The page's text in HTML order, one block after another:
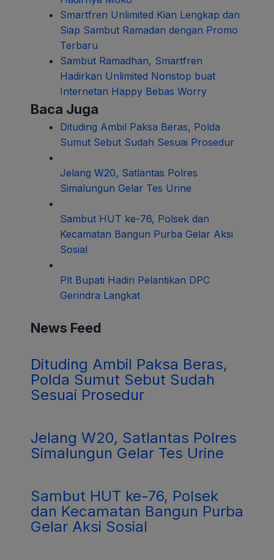
Smartfren Unlimited Kian Lengkap dan
Siap Sambut Ramadan dengan Promo
Terbaru
Sambut Ramadhan, Smartfren
Hadirkan Unlimited Nonstop buat
Internetan Happy Bebas Worry
Baca Juga
Dituding Ambil Paksa Beras, Polda
Sumut Sebut Sudah Sesuai Prosedur
Jelang W20, Satlantas Polres
Simalungun Gelar Tes Urine
Sambut HUT ke-76, Polsek dan
Kecamatan Bangun Purba Gelar Aksi
Sosial
Plt Bupati Hadiri Pelantikan DPC
Gerindra Langkat
News Feed
Dituding Ambil Paksa Beras,
Polda Sumut Sebut Sudah
Sesuai Prosedur
Jelang W20, Satlantas Polres
Simalungun Gelar Tes Urine
Sambut HUT ke-76, Polsek
dan Kecamatan Bangun Purba
Gelar Aksi Sosial